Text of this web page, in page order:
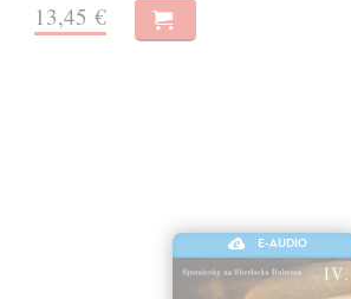
13,45 €
E-AUDIO